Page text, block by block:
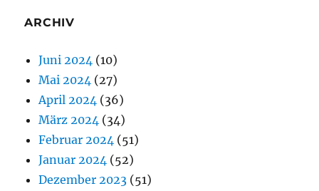
ARCHIV
Juni 2024 (10)
Mai 2024 (27)
April 2024 (36)
März 2024 (34)
Februar 2024 (51)
Januar 2024 (52)
Dezember 2023 (51)